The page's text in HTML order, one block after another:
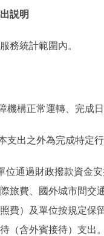
説明
務統計範圍內。
機構正常運轉、完成
支出之外為完成特定
位通過財政撥款資金
旅費、國外城市間交
費）及單位按規定保
（含外賓接待）支出